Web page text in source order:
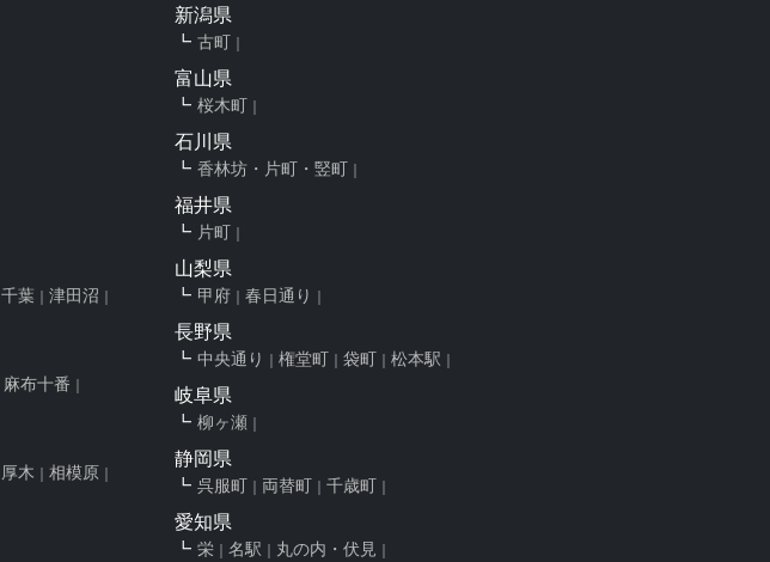
千葉
津田沼
麻布十番
厚木
相模原
新潟県
古町
富山県
桜木町
石川県
香林坊・片町・竪町
福井県
片町
山梨県
甲府 春日通り
長野県
中央通り 権堂町 袋町 松本駅
岐阜県
柳ヶ瀬
静岡県
呉服町 両替町 千歳町
愛知県
栄 名駅 丸の内・伏見